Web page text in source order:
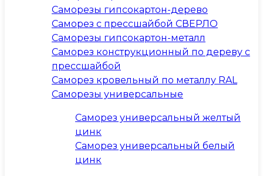
Саморезы гипсокартон-дерево
Саморез с прессшайбой СВЕРЛО
Саморезы гипсокартон-металл
Саморез конструкционный по дереву с
прессшайбой
Саморез кровельный по металлу RAL
Саморезы универсальные
Саморез универсальный желтый
цинк
Саморез универсальный белый
цинк